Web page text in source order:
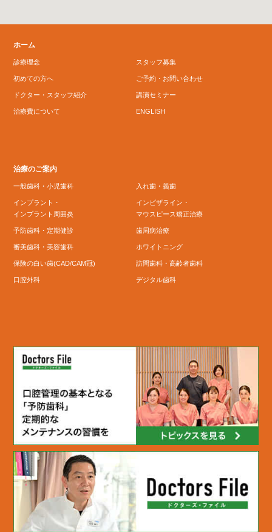
ホーム
診療理念
初めての方へ
ドクター・スタッフ紹介
治療費について
スタッフ募集
ご予約・お問い合わせ
講演セミナー
ENGLISH
治療のご案内
一般歯科・小児歯科
インプラント・
インプラント周囲炎
予防歯科・定期健診
審美歯科・美容歯科
保険の白い歯(CAD/CAM冠)
口腔外科
入れ歯・義歯
インビザライン・
マウスピース矯正治療
歯周病治療
ホワイトニング
訪問歯科・高齢者歯科
デジタル歯科